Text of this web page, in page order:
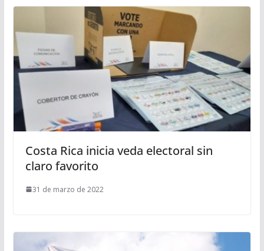
Costa Rica inicia veda electoral sin
claro favorito
31 de marzo de 2022